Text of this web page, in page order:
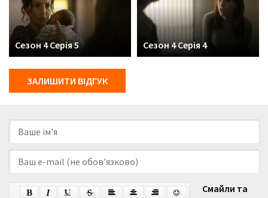
українськими субтитрами!
Сезон 4 Серія 5 Сезон 4 Серія 4
ЗАЛИШИТИ ВІДГУК
Смайли та